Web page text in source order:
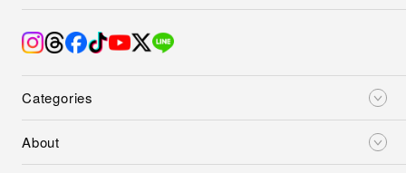
Categories
About